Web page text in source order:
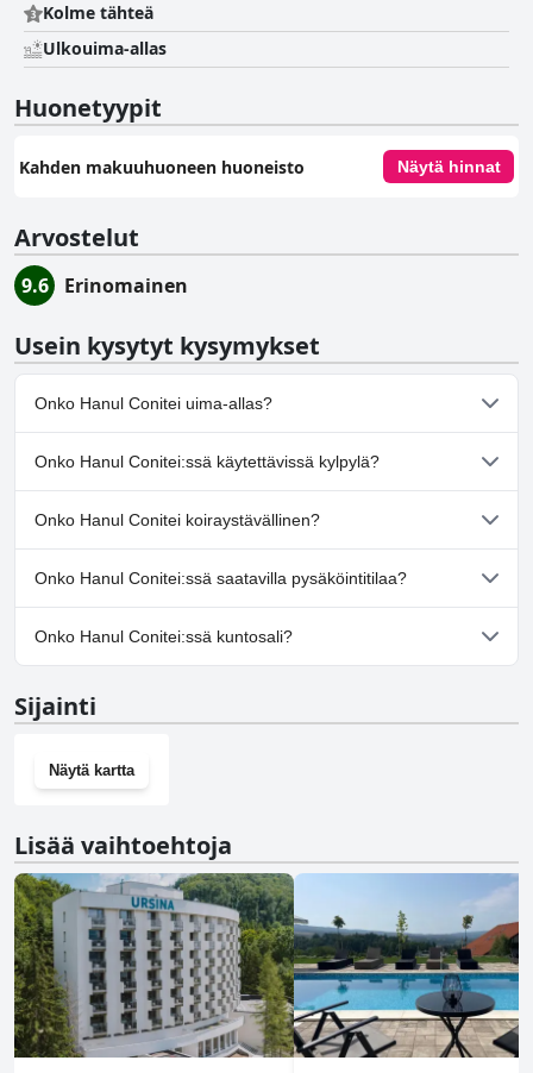
Kolme tähteä
Ulkouima-allas
Huonetyypit
Kahden makuuhuoneen huoneisto Näytä hinnat
Arvostelut
9.6 Erinomainen
Usein kysytyt kysymykset
Onko Hanul Conitei uima-allas?
Kyllä, Hanul Conitei:ssä on uima-allas/altaita, jotka kuuluvat
yhteen tai useampaan seuraavista luokista: Ulkouima-allas.
Onko Hanul Conitei:ssä käytettävissä kylpylä?
Ei, Hanul Conitei ei tarjoa kylpylää.
Onko Hanul Conitei koiraystävällinen?
Ei, Hanul Conitei ei salli koiria.
Onko Hanul Conitei:ssä saatavilla pysäköintitilaa?
Kyllä, Hanul Conitei tarjoaa pysäköintimahdollisuuden.
Onko Hanul Conitei:ssä kuntosali?
Sijainti
Näytä kartta
Lisää vaihtoehtoja